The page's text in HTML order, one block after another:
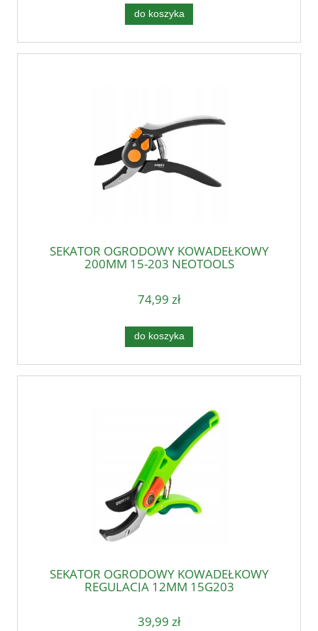
do koszyka
SEKATOR OGRODOWY KOWADEŁKOWY
200MM 15-203 NEOTOOLS
74,99 zł
do koszyka
SEKATOR OGRODOWY KOWADEŁKOWY
REGULACJA 12MM 15G203
39,99 zł